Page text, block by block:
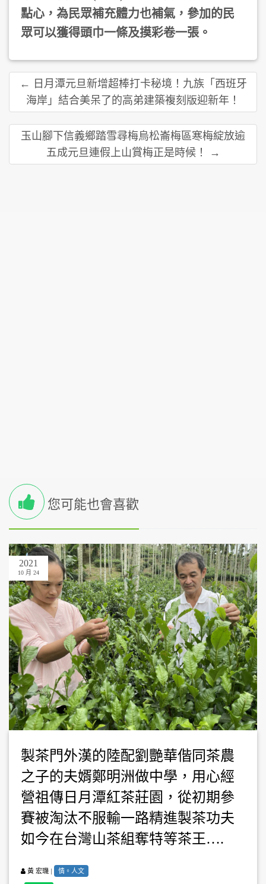
點心，為民眾補充體力也補氣，參加的民
眾可以獲得頭巾一條及摸彩卷一張。
← 日月潭元旦新增超棒打卡秘境！九族「西班牙
海岸」結合美呆了的高弟建築複刻版迎新年！
玉山腳下信義鄉踏雪尋梅烏松崙梅區寒梅綻放逾
五成元旦連假上山賞梅正是時候！ →
您可能也會喜歡
2021
10 月 24
製茶門外漢的陸配劉艷華偕同茶農
之子的夫婿鄭明洲做中學，用心經
營祖傳日月潭紅茶莊園，從初期參
賽被淘汰不服輸一路精進製茶功夫
如今在台灣山茶組奪特等茶王….
黃 宏璣 | 情。人文